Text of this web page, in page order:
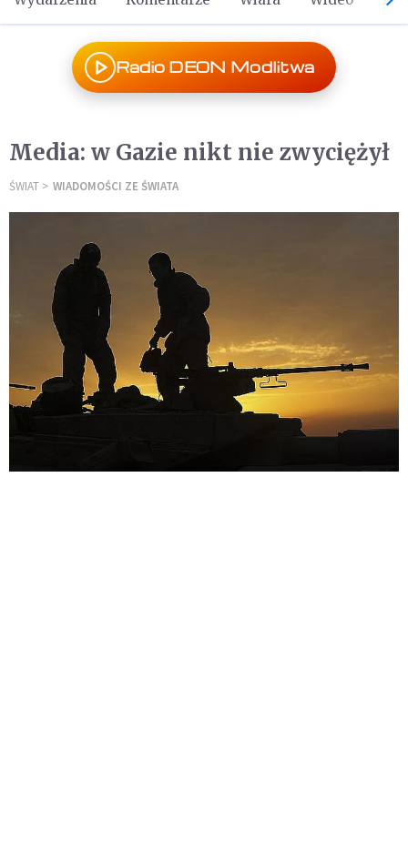
Radio DEON Modlitwa
Media: w Gazie nikt nie zwyciężył
ŚWIAT WIADOMOŚCI ZE ŚWIATA